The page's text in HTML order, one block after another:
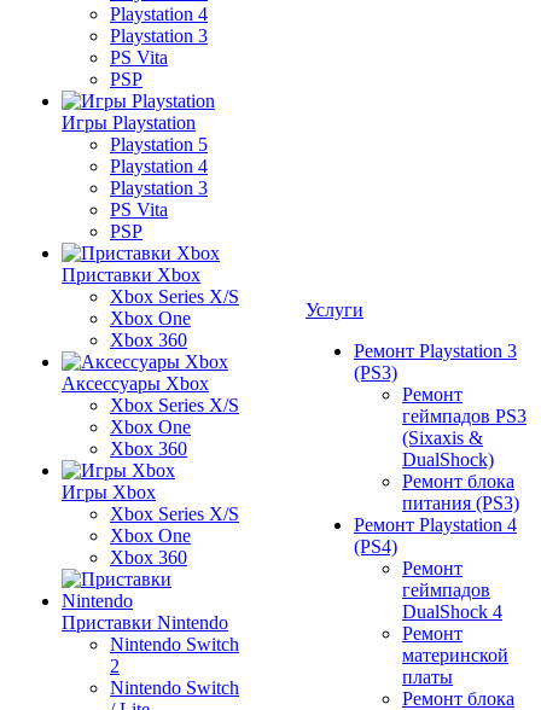
Playstation 4
Playstation 3
PS Vita
PSP
Игры Playstation
Playstation 5
Playstation 4
Playstation 3
PS Vita
PSP
Приставки Xbox
Xbox Series X/S
Xbox One
Xbox 360
Аксессуары Xbox
Xbox Series X/S
Xbox One
Xbox 360
Игры Xbox
Xbox Series X/S
Xbox One
Xbox 360
Приставки Nintendo
Nintendo Switch
2
Nintendo Switch
Услуги
Ремонт Playstation 3
(PS3)
Ремонт
геймпадов PS3
(Sixaxis &
DualShock)
Ремонт блока
питания (PS3)
Ремонт Playstation 4
(PS4)
Ремонт
геймпадов
DualShock 4
Ремонт
материнской
платы
Ремонт блока